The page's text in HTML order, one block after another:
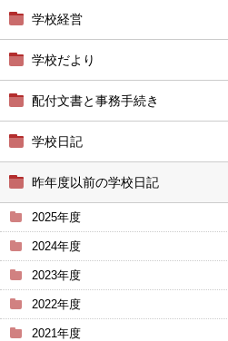
学校経営
学校だより
配付文書と事務手続き
学校日記
昨年度以前の学校日記
2025年度
2024年度
2023年度
2022年度
2021年度